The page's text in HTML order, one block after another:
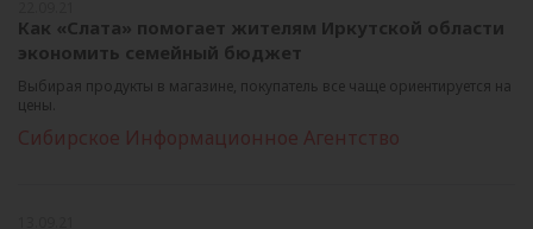
Как «Слата» помогает жителям Иркутской области
экономить семейный бюджет
Выбирая продукты в магазине, покупатель все чаще ориентируется на
цены.
Сибирское Информационное Агентство